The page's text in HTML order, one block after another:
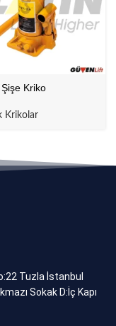
Kriko
Krikolar
Tuzla İstanbul
Sokak D:İç Kapı